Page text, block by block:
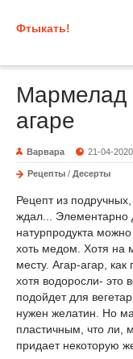
Фтыкать!
Мармелад
агаре
Варвара 21-04-
Рецепты / Десерты
Рецепт из
ждал... Элементарно
натурпродукта
хоть медом. Хотя на
месту. Агар-агар,
хотя водоросли- это
подойдет для
нужен желатин. Но
пластичным, что ли,
придает некоторую